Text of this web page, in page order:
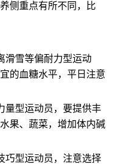
侧重点有所不同，比
滑雪等偏耐力型运动
的血糖水平，平日注意
量型运动员，要提供丰
果、蔬菜，增加体内碱
巧型运动员，注意选择